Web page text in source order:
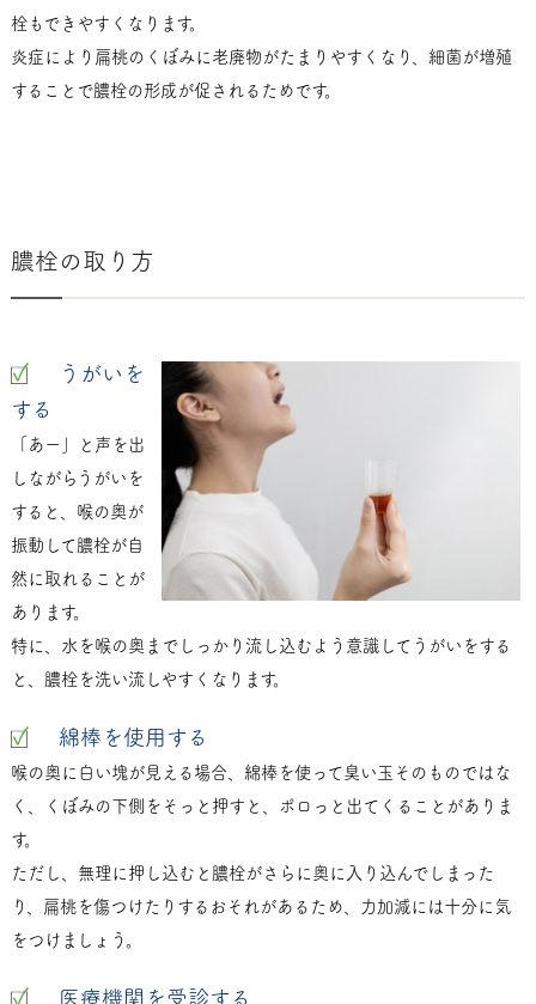
栓もできやすくなります。
炎症により扁桃のくぼみに老廃物がたまりやすくなり、細菌が増殖
することで膿栓の形成が促されるためです。
膿栓の取り方
うがいを
する
「あー」と声を出
しながらうがいを
すると、喉の奥が
振動して膿栓が自
然に取れることが
あります。
特に、水を喉の奥までしっかり流し込むよう意識してうがいをする
と、膿栓を洗い流しやすくなります。
綿棒を使用する
喉の奥に白い塊が見える場合、綿棒を使って臭い玉そのものではな
く、くぼみの下側をそっと押すと、ポロっと出てくることがありま
す。
ただし、無理に押し込むと膿栓がさらに奥に入り込んでしまった
り、扁桃を傷つけたりするおそれがあるため、力加減には十分に気
をつけましょう。
医療機関を受診する